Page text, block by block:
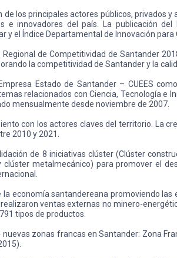
de los principales actores públicos, privados
e innovadores del país. La publicación del
y el Índice Departamental de Innovación para
de Competitividad de Santander
la competitividad de Santander y la
Estado de Santander – CUEES
relacionados con Ciencia, Tecnología e
mensualmente desde noviembre de 2007.
con los actores claves del territorio. La
2010 y 2021.
de 8 iniciativas clúster (Clúster
metalmecánico) para promover el
economía santandereana promoviendo
ventas externas no minero-
tipos de productos.
zonas francas en Santander: Zona